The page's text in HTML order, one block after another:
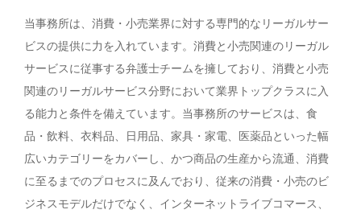
当事務所は、消費・小売業界に対する専門的なリーガルサー
ビスの提供に力を入れています。消費と小売関連のリーガル
サービスに従事する弁護士チームを擁しており、消費と小売
関連のリーガルサービス分野において業界トップクラスに入
る能力と条件を備えています。当事務所のサービスは、食
品・飲料、衣料品、日用品、家具・家電、医薬品といった幅
広いカテゴリーをカバーし、かつ商品の生産から流通、消費
に至るまでのプロセスに及んでおり、従来の消費・小売のビ
ジネスモデルだけでなく、インターネットライブコマース、